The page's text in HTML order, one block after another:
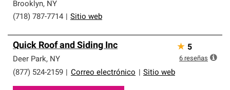
Brooklyn, NY
(718) 787-7714
Sitio web
Quick Roof and Siding Inc
Deer Park, NY
(877) 524-2159
Correo electrónico Sitio web
★ 5
6 reseñas